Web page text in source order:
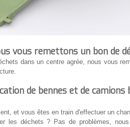
vous remettons un bon de
dans un centre agrée, nous vous
de bennes et de camions
et vous êtes en train d'effectuer un
les déchets ? Pas de problèmes,